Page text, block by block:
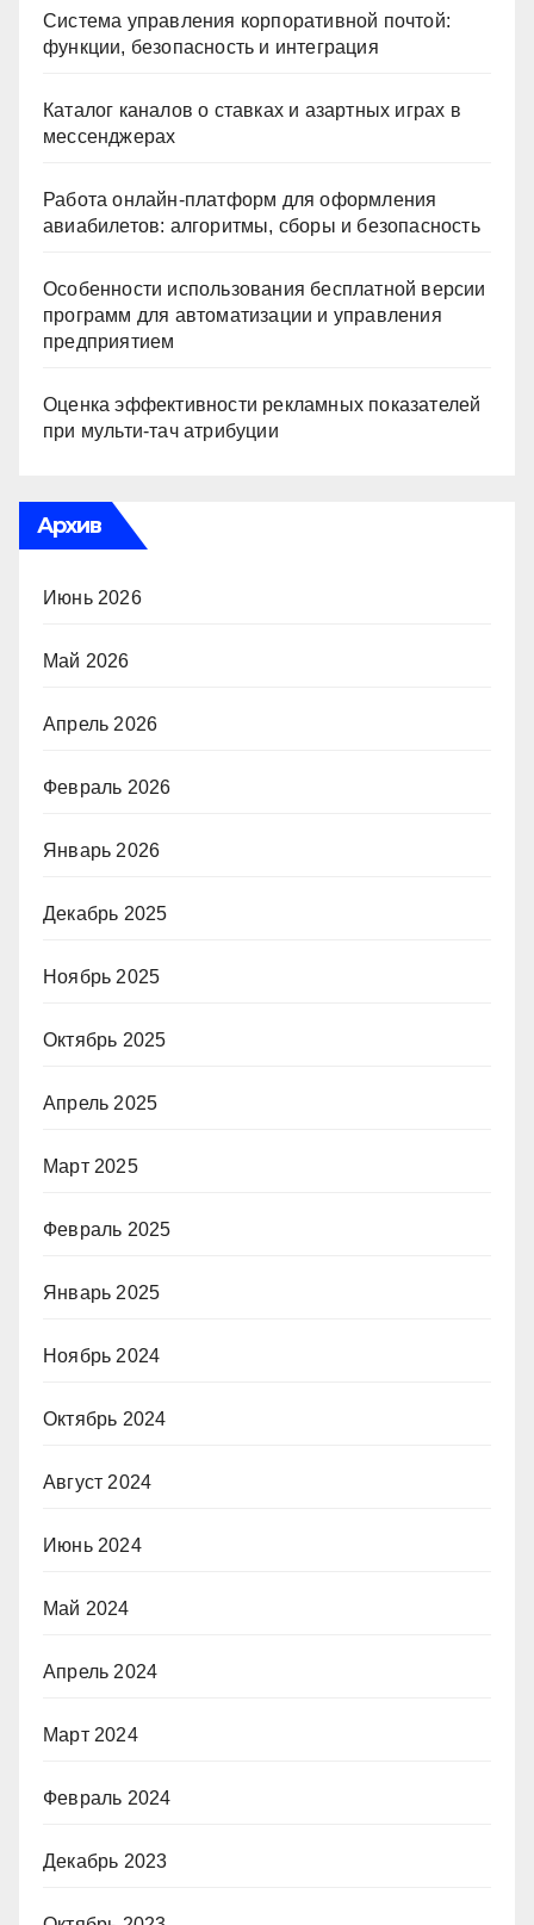
Система управления корпоративной почтой:
функции, безопасность и интеграция
Каталог каналов о ставках и азартных играх в
мессенджерах
Работа онлайн‑платформ для оформления
авиабилетов: алгоритмы, сборы и безопасность
Особенности использования бесплатной версии
программ для автоматизации и управления
предприятием
Оценка эффективности рекламных показателей
при мульти-тач атрибуции
Архив
Июнь 2026
Май 2026
Апрель 2026
Февраль 2026
Январь 2026
Декабрь 2025
Ноябрь 2025
Октябрь 2025
Апрель 2025
Март 2025
Февраль 2025
Январь 2025
Ноябрь 2024
Октябрь 2024
Август 2024
Июнь 2024
Май 2024
Апрель 2024
Март 2024
Февраль 2024
Декабрь 2023